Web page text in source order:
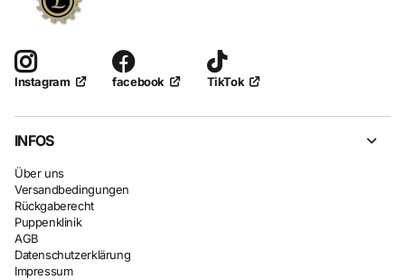
Instagram facebook TikTok
INFOS
Über uns
Versandbedingungen
Rückgaberecht
Puppenklinik
AGB
Datenschutzerklärung
Impressum